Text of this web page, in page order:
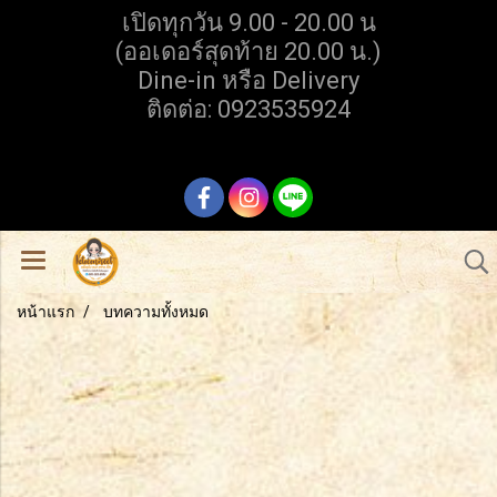
เปิดทุกวัน 9.00 - 20.00 น
(ออเดอร์สุดท้าย 20.00 น.)
Dine-in หรือ Delivery
ติดต่อ: 0923535924
หน้าแรก บทความทั้งหมด